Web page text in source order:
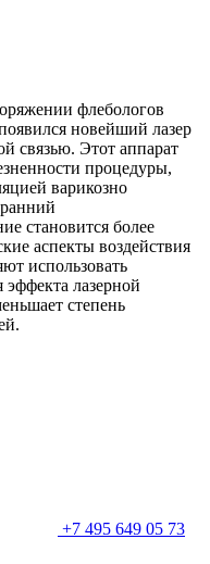
флебологов
новейший лазер
связью. Этот аппарат
процедуры,
варикозно
становится более
аспекты воздействия
использовать
лазерной
степень
+7 495 649 05 73